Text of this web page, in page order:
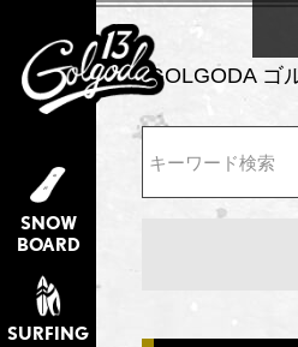
SNOW
BOARD
SURFING
GOLGODA ゴ
検索